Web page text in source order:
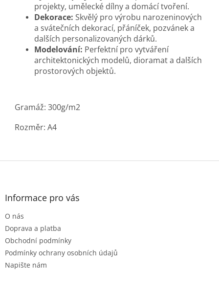
projekty, umělecké dílny a domácí tvoření.
Dekorace: Skvělý pro výrobu narozeninových
a svátečních dekorací, přáníček, pozvánek a
dalších personalizovaných dárků.
Modelování: Perfektní pro vytváření
architektonických modelů, dioramat a dalších
prostorových objektů.
Gramáž: 300g/m2
Rozměr: A4
Z
Informace pro vás
O nás
Doprava a platba
Obchodní podmínky
Podmínky ochrany osobních údajů
Napište nám